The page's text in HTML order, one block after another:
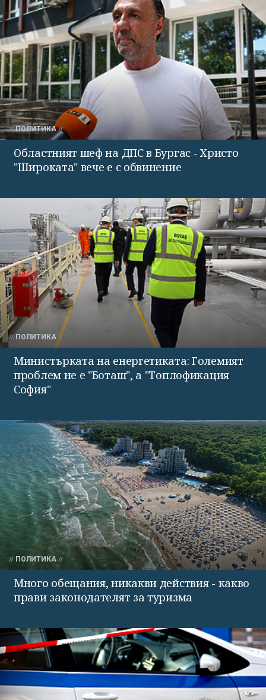
ПОЛИТИКА
Областният шеф на ДПС в Бургас - Христо
"Широката" вече е с обвинение
ПОЛИТИКА
Министърката на енергетиката: Големият
проблем не е "Боташ", а "Топлофикация
София"
ПОЛИТИКА
Много обещания, никакви действия - какво
прави законодателят за туризма